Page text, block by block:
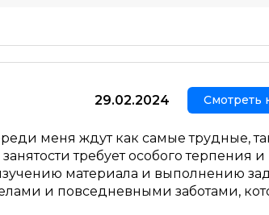
29.02.2024 Смотреть
меня ждут как самые трудные,
требует особого терпения и
материала и выполнению
и повседневными заботами,